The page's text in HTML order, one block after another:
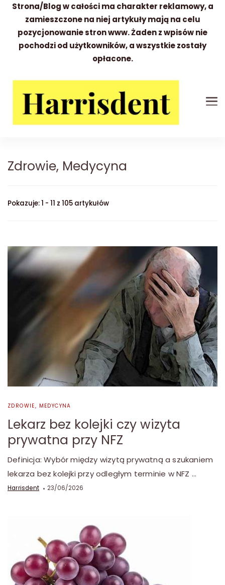
Strona/Blog w całości ma charakter reklamowy, a
zamieszczone na niej artykuły mają na celu
pozycjonowanie stron www. Żaden z wpisów nie
pochodzi od użytkowników, a wszystkie zostały
opłacone.
Zdrowie, Medycyna
Pokazuje: 1 - 11 z 105 artykułów
ZDROWIE, MEDYCYNA
Lekarz bez kolejki czy wizyta
prywatna przy NFZ
Definicja: Wybór między wizytą prywatną a szukaniem
lekarza bez kolejki przy odległym terminie w NFZ …
Harrisdent 23/06/2026